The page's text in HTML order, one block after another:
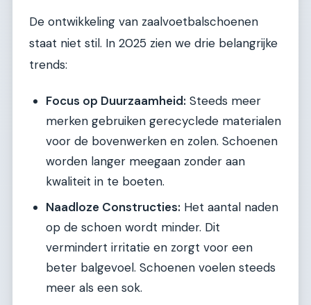
De ontwikkeling van zaalvoetbalschoenen
staat niet stil. In 2025 zien we drie belangrijke
trends:
Focus op Duurzaamheid: Steeds meer
merken gebruiken gerecyclede materialen
voor de bovenwerken en zolen. Schoenen
worden langer meegaan zonder aan
kwaliteit in te boeten.
Naadloze Constructies: Het aantal naden
op de schoen wordt minder. Dit
vermindert irritatie en zorgt voor een
beter balgevoel. Schoenen voelen steeds
meer als een sok.